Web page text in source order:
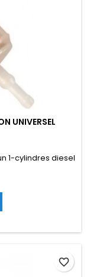
UNIVERSEL
1-cylindres diesel
favorite_border